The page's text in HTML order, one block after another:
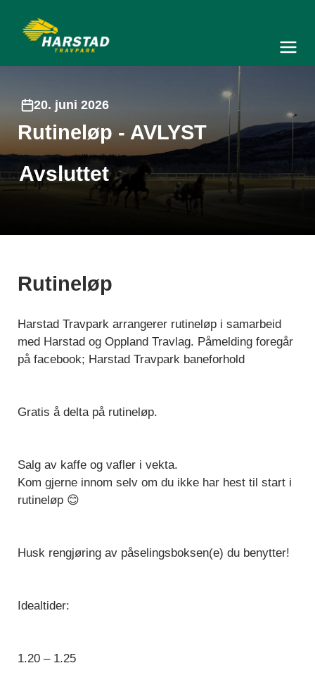
20. juni 2026
Rutineløp - AVLYST
Avsluttet
Rutineløp
Harstad Travpark arrangerer rutineløp i samarbeid
med Harstad og Oppland Travlag. Påmelding foregår
på facebook; Harstad Travpark baneforhold
Gratis å delta på rutineløp.
Salg av kaffe og vafler i vekta.
Kom gjerne innom selv om du ikke har hest til start i
rutineløp 😊
Husk rengjøring av påselingsboksen(e) du benytter!
Idealtider:
1.20 – 1.25